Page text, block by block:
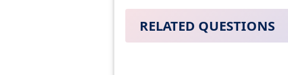
RELATED QUESTIONS